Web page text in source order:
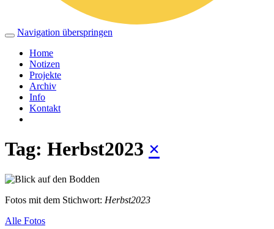
Navigation überspringen
Home
Notizen
Projekte
Archiv
Info
Kontakt
Tag: Herbst2023 ×
Fotos mit dem Stichwort: Herbst2023
Alle Fotos